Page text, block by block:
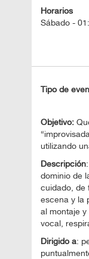
Horarios
Sábado -
Tipo de
Objetivo:
utilizando
Descripción
dominio de
cuidado, de
escena y la
al montaje
vocal,
Dirigido a: